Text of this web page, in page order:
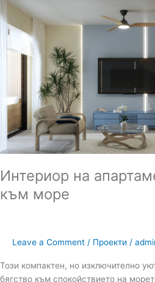
Интериор на
към море
Leave a Comment / Проекти /
Този компактен, но изключително
бягство към спокойствието на
Интериор
на
апартамент
гледка